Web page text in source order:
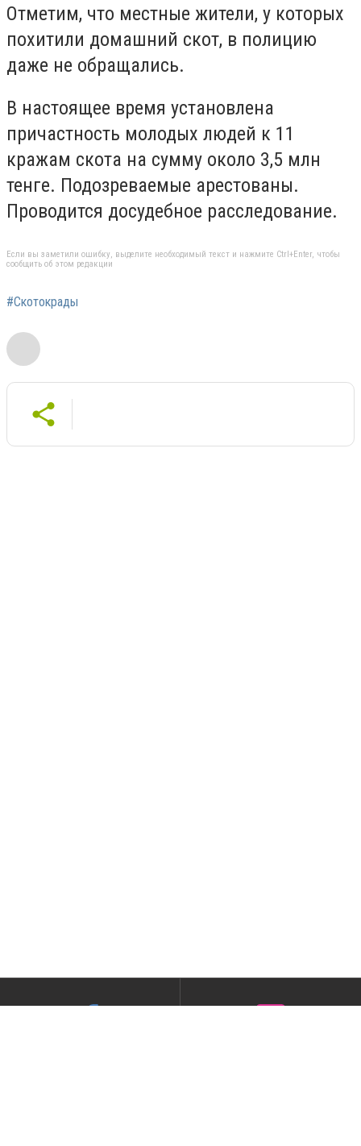
Отметим, что местные жители, у которых
похитили домашний скот, в полицию
даже не обращались.
В настоящее время установлена
причастность молодых людей к 11
кражам скота на сумму около 3,5 млн
тенге. Подозреваемые арестованы.
Проводится досудебное расследование.
Если вы заметили ошибку, выделите необходимый текст и нажмите Ctrl+Enter, чтобы
сообщить об этом редакции
#Скотокрады